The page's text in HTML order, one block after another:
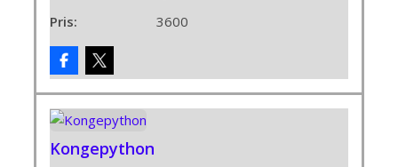
Pris:
3600
Kongepython